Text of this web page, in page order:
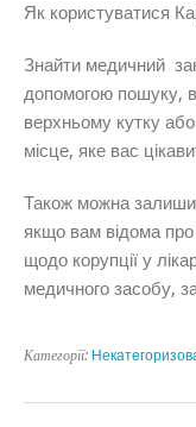
Як користуватися
Знайти медичний
допомогою пошуку,
верхньому кутку
місце, яке вас
Також можна
якщо вам відома
щодо корупції у
медичного засобу,
Категорії: